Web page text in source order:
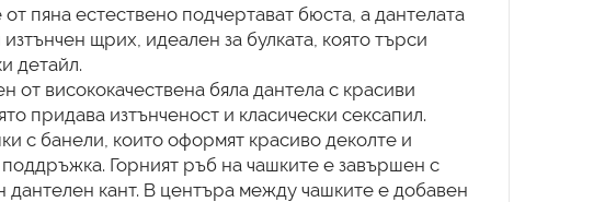
пяна естествено подчертават бюста, а дантелата
щрих, идеален за булката, която търси
детайл.
от висококачествена бяла дантела с красиви
придава изтънченост и класически сексапил.
с банели, които оформят красиво декoлте и
поддръжка. Горният ръб на чашките е завършен с
кант. В центъра между чашките е добавен